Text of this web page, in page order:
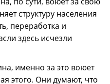
структуру населения
переработка и
здесь исчезли
именно за это воюет
этого. Они думают, что